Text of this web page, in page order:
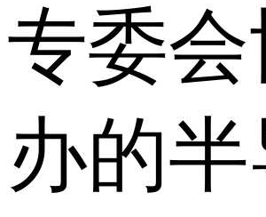
专委
办的半